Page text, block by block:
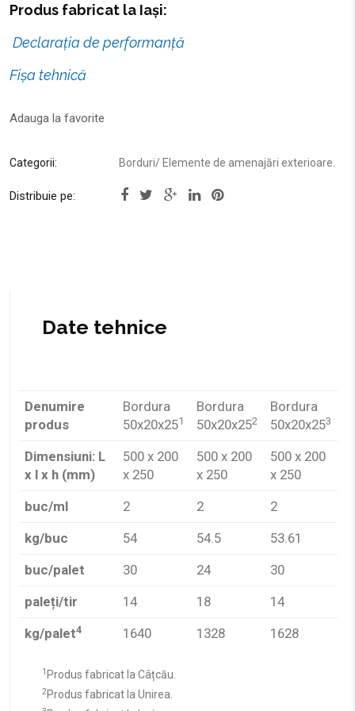
Produs fabricat la Iași:
Declarația de performanță
Fișa tehnică
Adauga la favorite
Categorii: Borduri/ Elemente de amenajări exterioare
Distribuie pe:
Denumire
produs
Bordura
50x20x251
Bordura
50x20x252
Bordura
50x20x253
Dimensiuni: L
x l x h (mm)
500 x 200
x 250
500 x 200
x 250
500 x 200
x 250
buc/ml
2 2
2
kg/buc
54 54.5
53.61
buc/palet
30 24
30
paleți/tir
14 18
14
kg/palet4 1640 1328 1628
1 Produs fabricat la Câțcău.
2Produs fabricat la Unirea.